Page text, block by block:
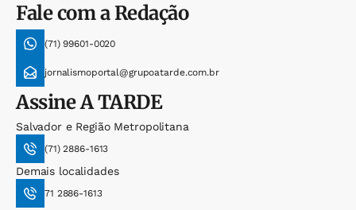
Fale com a Redação
(71) 99601-0020
jornalismoportal@grupoatarde.com.br
AssineA TARDE
Salvador e Região Metropolitana
(71) 2886-1613
Demais localidades
71 2886-1613